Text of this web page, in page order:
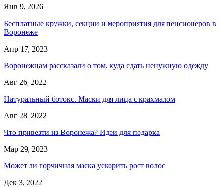
Янв 9, 2026
Бесплатные кружки, секции и мероприятия для пенсионеров в
Воронеже
Апр 17, 2023
Воронежцам рассказали о том, куда сдать ненужную одежду
Авг 26, 2022
Натуральный ботокс. Маски для лица с крахмалом
Авг 28, 2022
Что привезти из Воронежа? Идеи для подарка
Мар 29, 2023
Может ли горчичная маска ускорить рост волос
Дек 3, 2022